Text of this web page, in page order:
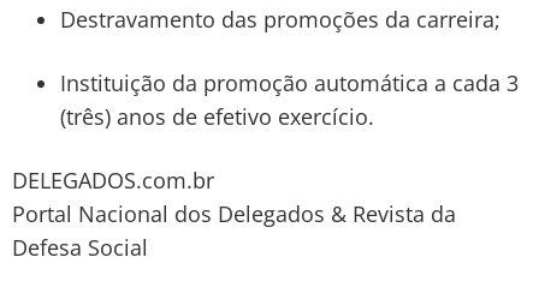
Destravamento das promoções da carreira;
Instituição da promoção automática a cada 3
(três) anos de efetivo exercício.
DELEGADOS.com.br
Portal Nacional dos Delegados & Revista da
Defesa Social